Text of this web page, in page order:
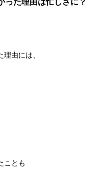
由には、
ことも